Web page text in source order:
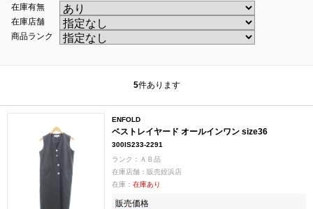
在庫有無
在庫店舗
商品ランク
5件あります
ENFOLD
ベストレイヤード オールインワン size36
300IS233-2291
ランク：ＡＢ品
在庫店舗：販売姪浜店
在庫： 在庫あり
販売価格